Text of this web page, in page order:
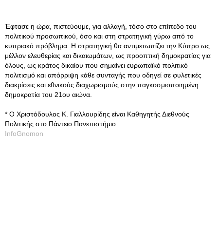
Έφτασε η ώρα, πιστεύουμε, για αλλαγή, τόσο στο επίπεδο του
πολιτικού προσωπικού, όσο και στη στρατηγική γύρω από το
κυπριακό πρόβλημα. Η στρατηγική θα αντιμετωπίζει την Κύπρο ως
μέλλον ελευθερίας και δικαιωμάτων, ως προοπτική δημοκρατίας για
όλους, ως κράτος δικαίου που σημαίνει ευρωπαϊκό πολιτικό
πολιτισμό και απόρριψη κάθε συνταγής που οδηγεί σε φυλετικές
διακρίσεις και εθνικούς διαχωρισμούς στην παγκοσμιοποιημένη
δημοκρατία του 21ου αιώνα.
* Ο Χριστόδουλος Κ. Γιαλλουρίδης είναι Καθηγητής Διεθνούς
Πολιτικής στο Πάντειο Πανεπιστήμιο.
InfoGnomon